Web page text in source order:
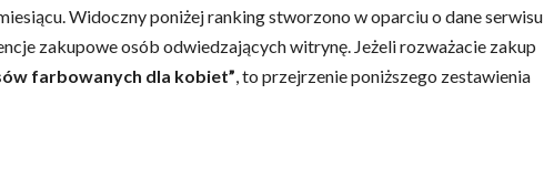
Widoczny poniżej ranking stworzono w oparciu o dane serwisu
zakupowe osób odwiedzających witrynę. Jeżeli rozważacie zakup
farbowanych dla kobiet”, to przejrzenie poniższego zestawienia